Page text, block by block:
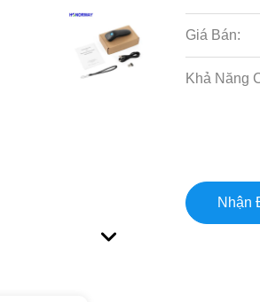
Giá Bán:
Khả Năng
Nhận